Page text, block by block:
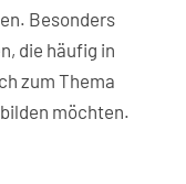
Besonders
die häufig in
zum Thema
möchten.